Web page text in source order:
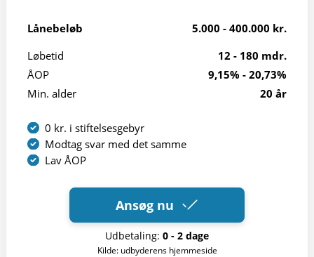
Lånebeløb
5.000 - 400.000 kr.
Løbetid
12 - 180 mdr.
ÅOP
9,15% - 20,73%
Min. alder
20 år
0 kr. i stiftelsesgebyr
Modtag svar med det samme
Lav ÅOP
Ansøg nu
Udbetaling: 0 - 2 dage
Kilde: udbyderens hjemmeside